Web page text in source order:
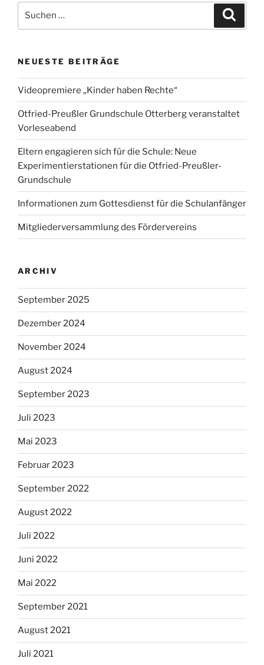
nach:
NEUESTE BEITRÄGE
Videopremiere „Kinder haben Rechte“
Otfried-Preußler Grundschule Otterberg veranstaltet
Vorleseabend
Eltern engagieren sich für die Schule: Neue
Experimentierstationen für die Otfried-Preußler-
Grundschule
Informationen zum Gottesdienst für die Schulanfänger
Mitgliederversammlung des Fördervereins
ARCHIV
September 2025
Dezember 2024
November 2024
August 2024
September 2023
Juli 2023
Mai 2023
Februar 2023
September 2022
August 2022
Juli 2022
Juni 2022
Mai 2022
September 2021
August 2021
Juli 2021